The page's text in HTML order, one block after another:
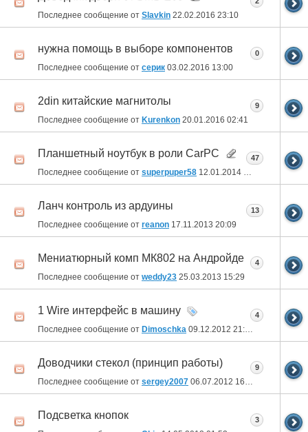
Последнее сообщение от Slavkin 22.02.2016 23:10
нужна помощь в выборе компонентов
Последнее сообщение от серик 03.02.2016 13:00
0
2din китайские магнитолы
Последнее сообщение от Kurenkon 20.01.2016 02:41
9
Планшетный ноутбук в роли CarPC
Последнее сообщение от superpuper58 12.01.2014 16:49
47
Ланч контроль из ардуины
Последнее сообщение от reanon 17.11.2013 20:09
13
Мениатюрный комп МК802 на Андройде
Последнее сообщение от weddy23 25.03.2013 15:29
4
1 Wire интерфейс в машину
Последнее сообщение от Dimoschka 09.12.2012 21:53
4
Доводчики стекол (принцип работы)
Последнее сообщение от sergey2007 06.07.2012 16:54
9
Подсветка кнопок 3